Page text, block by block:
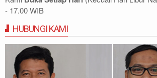
- 17.00 WIB
HUBUNGI KAMI